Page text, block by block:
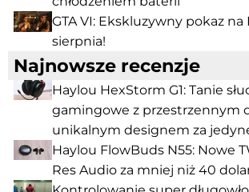
GTA VI: Ekskluzywny pokaz
sierpnia!
Najnowsze recenzje
Haylou HexStorm G1: Tanie
gamingowe z przestrzennym
unikalnym designem za
Haylou FlowBuds N55: Nowe
Res Audio za mniej niż 40